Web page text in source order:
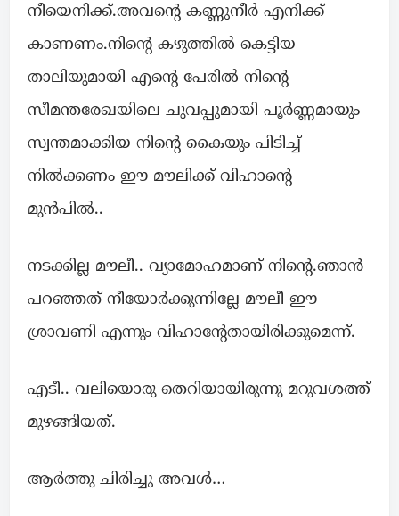
നീയെനിക്ക്.അവന്റെ കണ്ണുനീർ എനിക്ക്
കാണണം.നിന്റെ കഴുത്തിൽ കെട്ടിയ
താലിയുമായി എന്റെ പേരിൽ നിന്റെ
സീമന്തരേഖയിലെ ചുവപ്പുമായി പൂർണ്ണമായും
സ്വന്തമാക്കിയ നിന്റെ കൈയും പിടിച്ച്
നിൽക്കണം ഈ മൗലിക്ക് വിഹാന്റെ
മുൻപിൽ..
നടക്കില്ല മൗലീ.. വ്യാമോഹമാണ് നിന്റെ.ഞാൻ
പറഞ്ഞത് നീയോർക്കുന്നില്ലേ മൗലീ ഈ
ശ്രാവണി എന്നും വിഹാന്റേതായിരിക്കുമെന്ന്.
എടീ.. വലിയൊരു തെറിയായിരുന്നു മറുവശത്ത്
മുഴങ്ങിയത്.
ആർത്തു ചിരിച്ചു അവൾ…